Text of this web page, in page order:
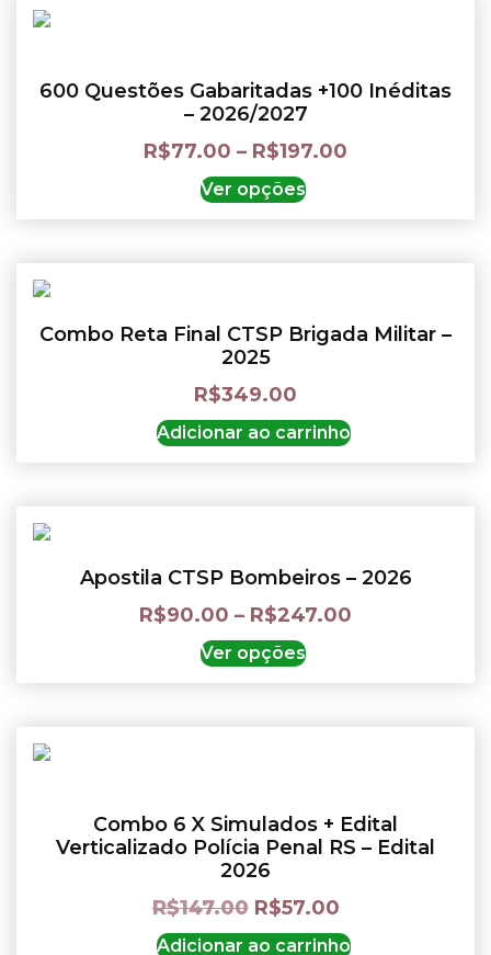
600 Questões Gabaritadas +100 Inéditas
– 2026/2027
R$77.00 – R$197.00
Ver opções
Combo Reta Final CTSP Brigada Militar –
2025
R$349.00
Adicionar ao carrinho
Apostila CTSP Bombeiros – 2026
R$90.00 – R$247.00
Ver opções
Combo 6 X Simulados + Edital
Verticalizado Polícia Penal RS – Edital
2026
R$147.00 R$57.00
Adicionar ao carrinho